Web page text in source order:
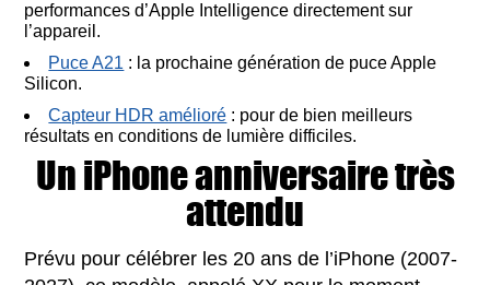
performances d’Apple Intelligence directement sur
l’appareil.
Puce A21 : la prochaine génération de puce Apple
Silicon.
Capteur HDR amélioré : pour de bien meilleurs
résultats en conditions de lumière difficiles.
Un iPhone anniversaire très
attendu
Prévu pour célébrer les 20 ans de l’iPhone (2007-